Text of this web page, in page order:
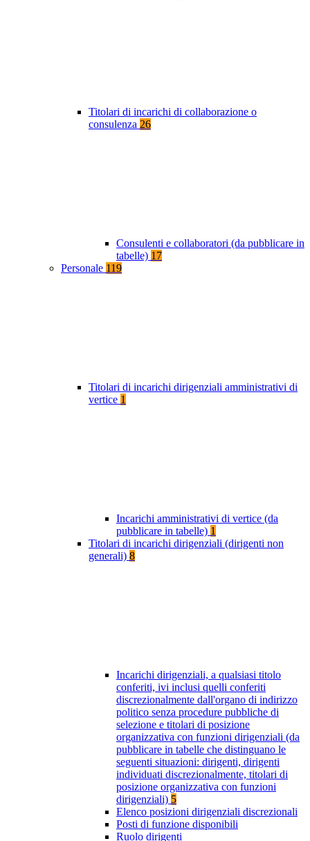
Titolari di incarichi di collaborazione o
consulenza 26
Consulenti e collaboratori (da pubblicare in
tabelle) 17
Personale 119
Titolari di incarichi dirigenziali amministrativi di
vertice 1
Incarichi amministrativi di vertice (da
pubblicare in tabelle) 1
Titolari di incarichi dirigenziali (dirigenti non
generali) 8
Incarichi dirigenziali, a qualsiasi titolo
conferiti, ivi inclusi quelli conferiti
discrezionalmente dall'organo di indirizzo
politico senza procedure pubbliche di
selezione e titolari di posizione
organizzativa con funzioni dirigenziali (da
pubblicare in tabelle che distinguano le
seguenti situazioni: dirigenti, dirigenti
individuati discrezionalmente, titolari di
posizione organizzativa con funzioni
dirigenziali) 5
Elenco posizioni dirigenziali discrezionali
Posti di funzione disponibili
Ruolo dirigenti